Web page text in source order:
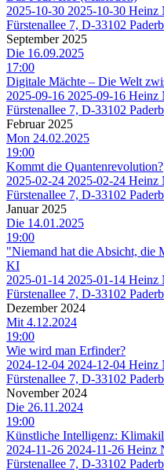
2025-10-30 2025-10-30 Heinz
Fürstenallee 7, D-33102
September 2025
Die 16.09.2025
17:00
Digitale Mächte – Die Welt
2025-09-16 2025-09-16 Heinz
Fürstenallee 7, D-33102
Februar 2025
Mon 24.02.2025
19:00
Kommt die Quantenrevolution?
2025-02-24 2025-02-24 Heinz
Fürstenallee 7, D-33102
Januar 2025
Die 14.01.2025
19:00
"Niemand hat die Absicht, die
KI
2025-01-14 2025-01-14 Heinz
Fürstenallee 7, D-33102
Dezember 2024
Mit 4.12.2024
19:00
Wie wird man Erfinder?
2024-12-04 2024-12-04 Heinz
Fürstenallee 7, D-33102
November 2024
Die 26.11.2024
19:00
Künstliche Intelligenz:
2024-11-26 2024-11-26 Heinz
Fürstenallee 7, D-33102